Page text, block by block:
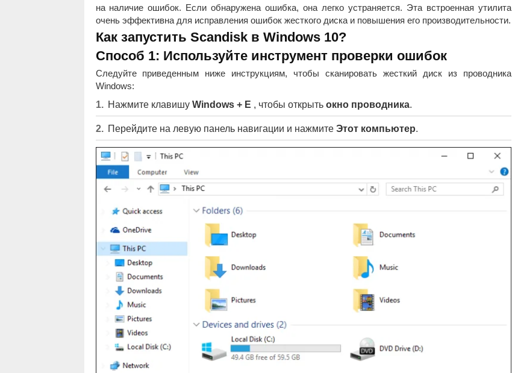
на наличие ошибок. Если обнаружена ошибка, она легко устраняется. Эта встроенная утилита
очень эффективна для исправления ошибок жесткого диска и повышения его производительности.
Как запустить Scandisk в Windows 10?
Способ 1: Используйте инструмент проверки ошибок
Следуйте приведенным ниже инструкциям, чтобы сканировать жесткий диск из проводника
Windows:
Нажмите клавишу Windows + E , чтобы открыть окно проводника.
Перейдите на левую панель навигации и нажмите Этот компьютер.